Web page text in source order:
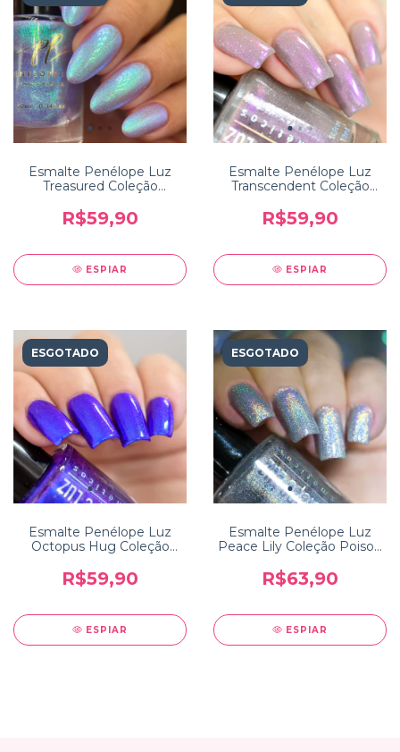
Esmalte Penélope Luz
Treasured Coleção
R$59,90
ESPIAR
Esmalte Penélope Luz
Transcendent Coleção
R$59,90
ESPIAR
ESGOTADO
Esmalte Penélope Luz
Octopus Hug Coleção
R$59,90
ESPIAR
ESGOTADO
Esmalte Penélope Luz
Peace Lily Coleção Poison
R$63,90
ESPIAR